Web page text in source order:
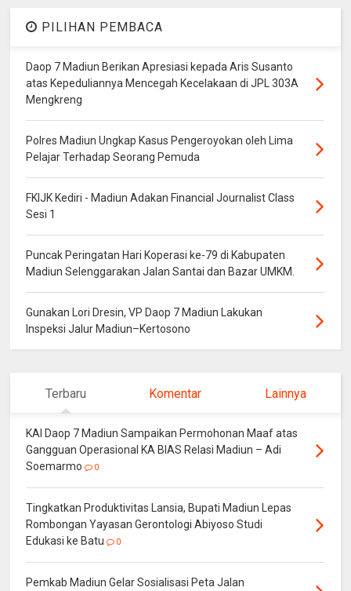
PILIHAN PEMBACA
Daop 7 Madiun Berikan Apresiasi kepada Aris Susanto
atas Kepeduliannya Mencegah Kecelakaan di JPL 303A
Mengkreng
Polres Madiun Ungkap Kasus Pengeroyokan oleh Lima
Pelajar Terhadap Seorang Pemuda
FKIJK Kediri - Madiun Adakan Financial Journalist Class
Sesi 1
Puncak Peringatan Hari Koperasi ke-79 di Kabupaten
Madiun Selenggarakan Jalan Santai dan Bazar UMKM.
Gunakan Lori Dresin, VP Daop 7 Madiun Lakukan
Inspeksi Jalur Madiun–Kertosono
Terbaru Komentar Lainnya
KAI Daop 7 Madiun Sampaikan Permohonan Maaf atas
Gangguan Operasional KA BIAS Relasi Madiun – Adi
Soemarmo
0
Tingkatkan Produktivitas Lansia, Bupati Madiun Lepas
Rombongan Yayasan Gerontologi Abiyoso Studi
Edukasi ke Batu
0
Pemkab Madiun Gelar Sosialisasi Peta Jalan